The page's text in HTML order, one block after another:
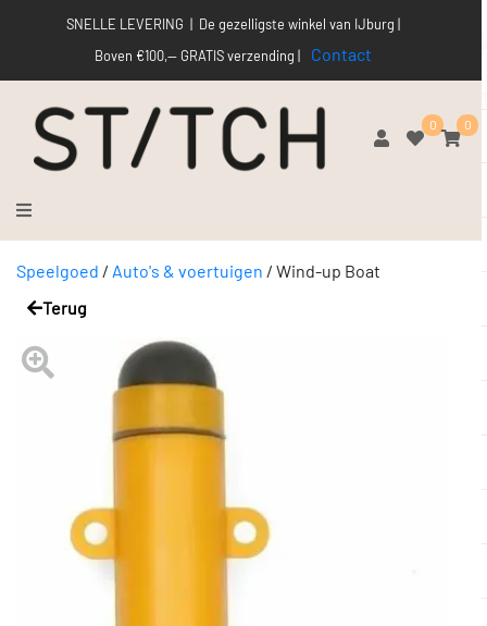
SNELLE LEVERING | De gezelligste winkel van IJburg |
Boven €100,-- GRATIS verzending |
Contact
0 0
Speelgoed / Auto's & voertuigen / Wind-up Boat
Terug